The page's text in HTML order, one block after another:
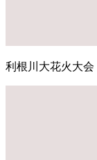
利根川大花火大会